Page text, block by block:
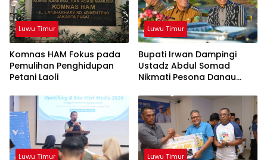
Luwu Timur
Komnas HAM Fokus pada
Pemulihan Penghidupan
Petani Laoli
Luwu Timur
Bupati Irwan Dampingi
Ustadz Abdul Somad
Nikmati Pesona Danau
Luwu Timur Luwu Timur